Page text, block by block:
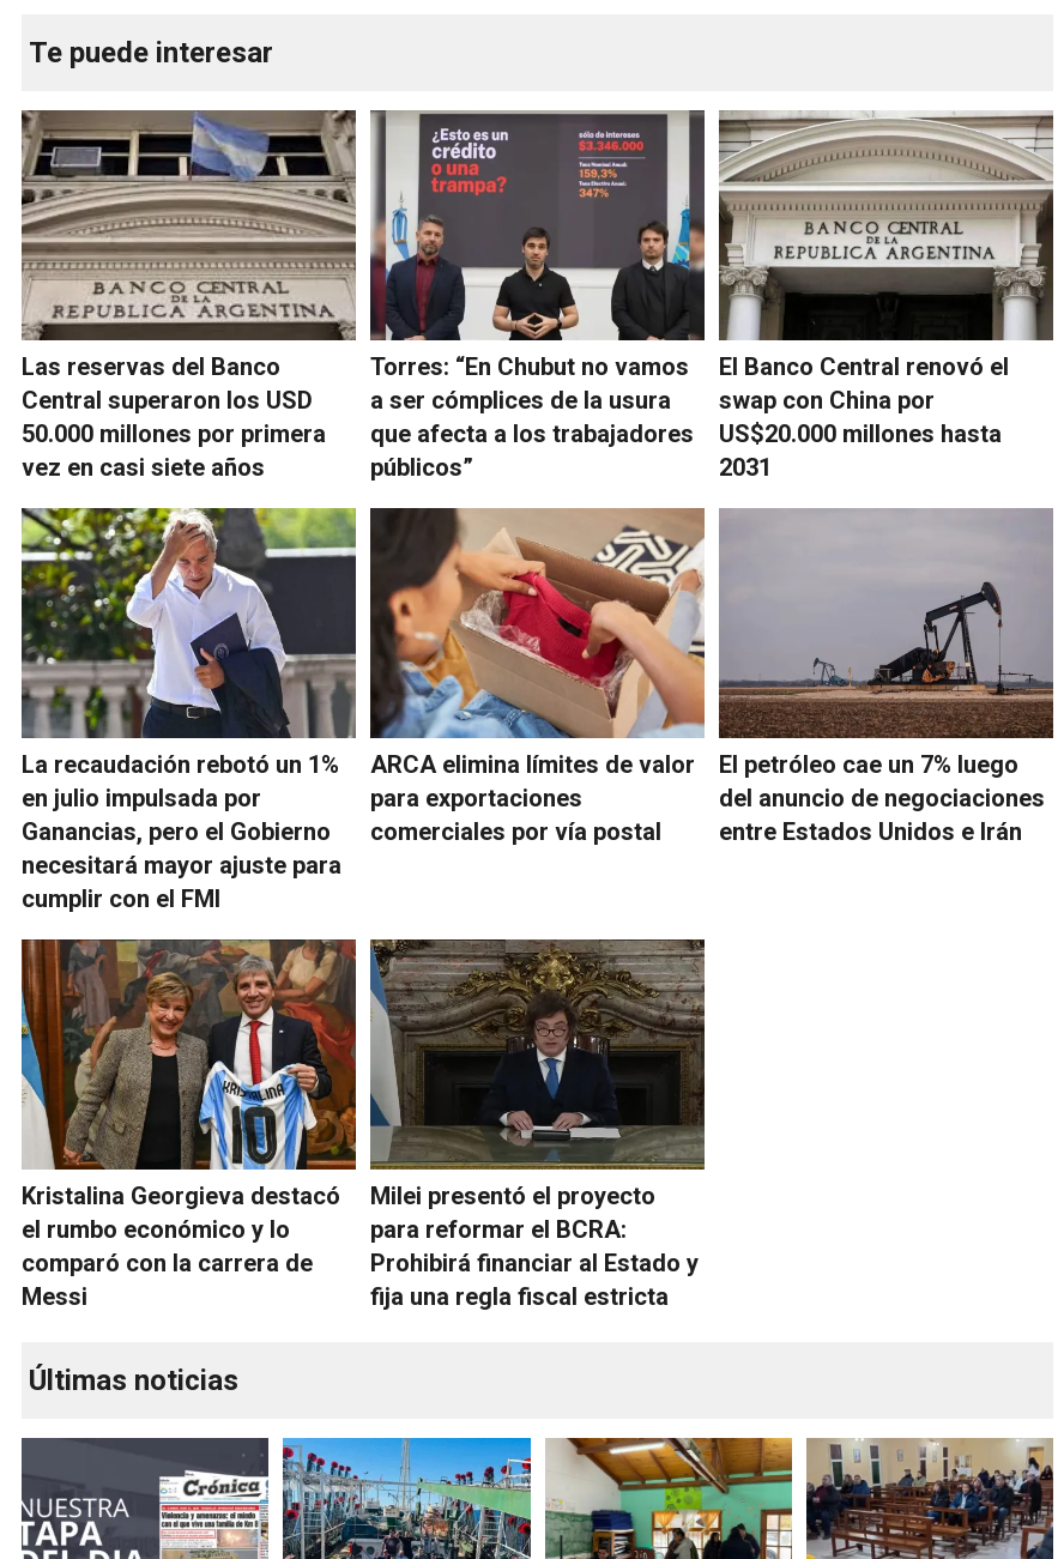
Te puede interesar
Las reservas del Banco
Central superaron los USD
50.000 millones por primera
vez en casi siete años
Torres: “En Chubut no vamos
a ser cómplices de la usura
que afecta a los trabajadores
públicos”
El Banco Central renovó el
swap con China por
US$20.000 millones hasta
2031
La recaudación rebotó un 1%
en julio impulsada por
Ganancias, pero el Gobierno
necesitará mayor ajuste para
cumplir con el FMI
ARCA elimina límites de valor
para exportaciones
comerciales por vía postal
El petróleo cae un 7% luego
del anuncio de negociaciones
entre Estados Unidos e Irán
Kristalina Georgieva destacó
el rumbo económico y lo
comparó con la carrera de
Messi
Milei presentó el proyecto
para reformar el BCRA:
Prohibirá financiar al Estado y
fija una regla fiscal estricta
Últimas noticias